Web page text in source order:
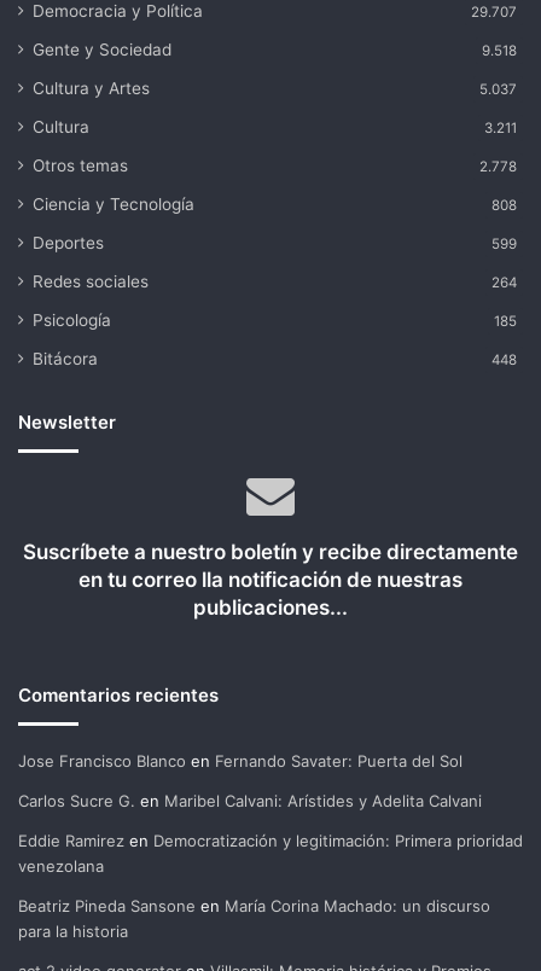
Democracia y Política 29.707
Gente y Sociedad 9.518
Cultura y Artes 5.037
Cultura 3.211
Otros temas 2.778
Ciencia y Tecnología 808
Deportes 599
Redes sociales 264
Psicología 185
Bitácora 448
Newsletter
Suscríbete a nuestro boletín y recibe directamente
en tu correo lla notificación de nuestras
publicaciones...
Comentarios recientes
Jose Francisco Blanco en Fernando Savater: Puerta del Sol
Carlos Sucre G. en Maribel Calvani: Arístides y Adelita Calvani
Eddie Ramirez en Democratización y legitimación: Primera prioridad
venezolana
Beatriz Pineda Sansone en María Corina Machado: un discurso
para la historia